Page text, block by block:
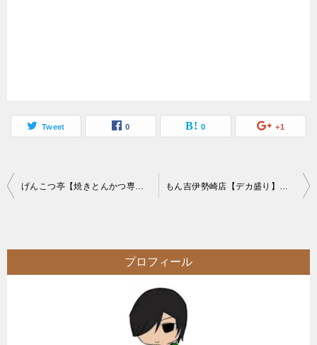
Tweet 0 0 +1
投
ビ
ゲ
げんこつ亭【焼きとんかつ専門店】400g弱のリブロースが2000円未満の優良店 もん吉伊勢崎店【デカ盛り】群馬のファイター監修ゆりもりつけ麺に再挑戦【大食い】
プロフィール